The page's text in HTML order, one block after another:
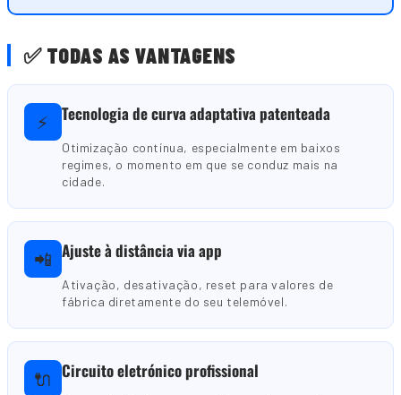
✅ TODAS AS VANTAGENS
⚡ Tecnologia de curva adaptativa patenteada
Otimização contínua, especialmente em baixos
regimes, o momento em que se conduz mais na
cidade.
📲 Ajuste à distância via app
Ativação, desativação, reset para valores de
fábrica diretamente do seu telemóvel.
🔌 Circuito eletrónico profissional